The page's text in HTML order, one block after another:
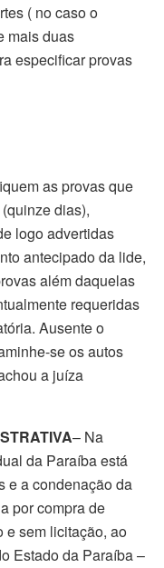
( no caso o
mais duas
especificar provas
as provas que
dias),
logo advertidas
antecipado da lide,
além daquelas
requeridas
Ausente o
se os autos
a juíza
– Na
da Paraíba está
e a condenação da
por compra de
e sem licitação, ao
Estado da Paraíba –